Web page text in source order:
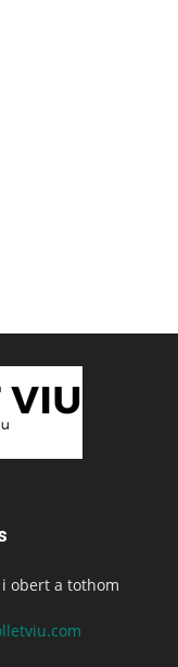
obert a tothom